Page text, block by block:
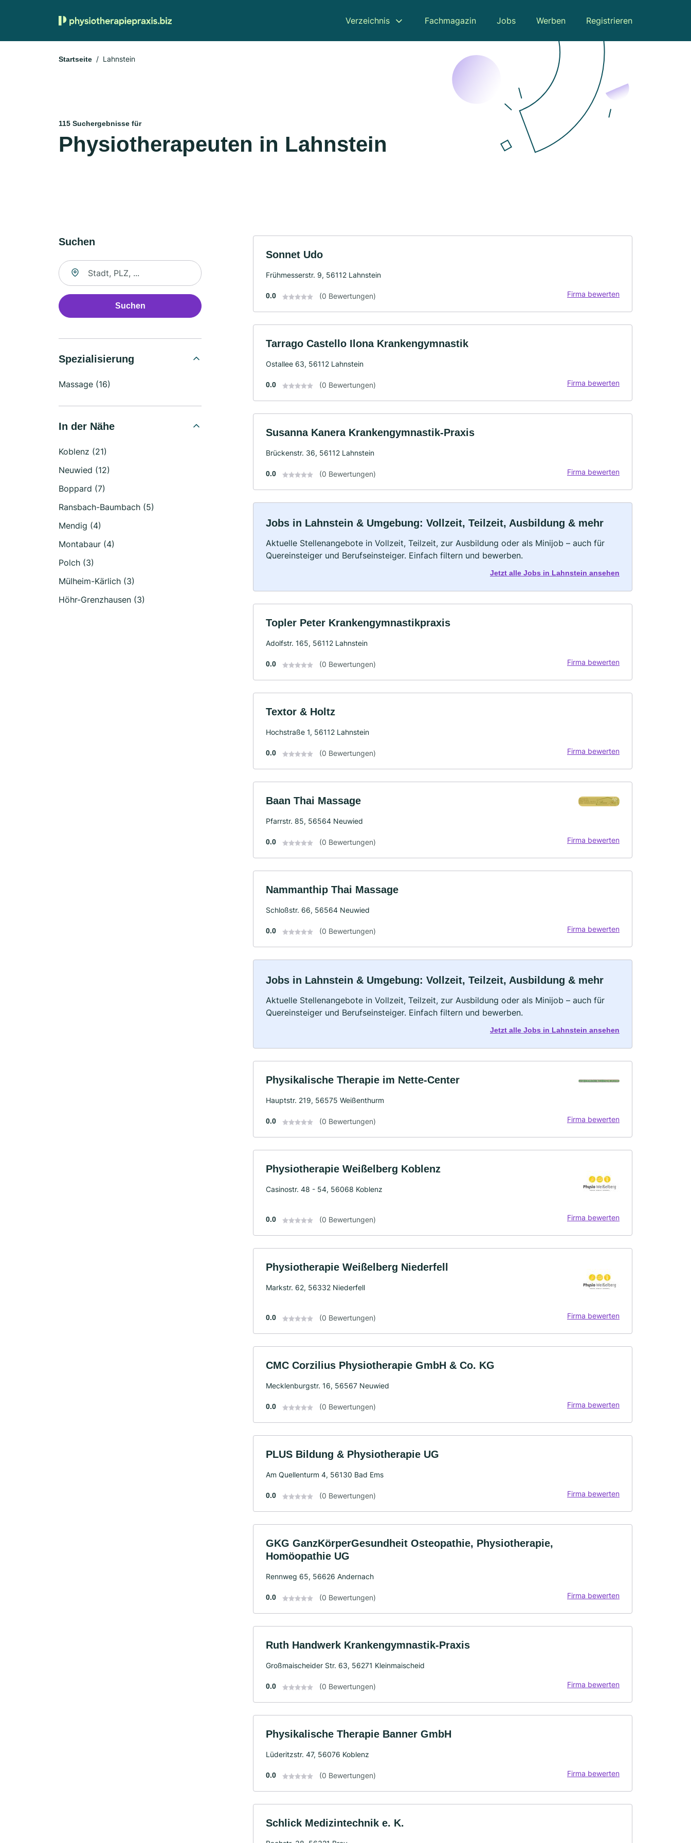
Verzeichnis Fachmagazin Jobs Werben Registrieren
Startseite Lahnstein
115 Suchergebnisse für
Physiotherapeuten in Lahnstein
Suchen
Suche nach Ort
Suchen
Spezialisierung
Massage (16)
In der Nähe
Koblenz (21)
Neuwied (12)
Boppard (7)
Ransbach-Baumbach (5)
Mendig (4)
Montabaur (4)
Polch (3)
Mülheim-Kärlich (3)
Höhr-Grenzhausen (3)
Sonnet Udo
Frühmesserstr. 9, 56112 Lahnstein
0.0 (0 Bewertungen) Firma bewerten
Tarrago Castello Ilona Krankengymnastik
Ostallee 63, 56112 Lahnstein
0.0 (0 Bewertungen) Firma bewerten
Susanna Kanera Krankengymnastik-Praxis
Brückenstr. 36, 56112 Lahnstein
0.0 (0 Bewertungen) Firma bewerten
Jobs in Lahnstein & Umgebung: Vollzeit, Teilzeit, Ausbildung & mehr
Aktuelle Stellenangebote in Vollzeit, Teilzeit, zur Ausbildung oder als Minijob – auch für
Quereinsteiger und Berufseinsteiger. Einfach filtern und bewerben.
Jetzt alle Jobs in Lahnstein ansehen
Topler Peter Krankengymnastikpraxis
Adolfstr. 165, 56112 Lahnstein
0.0 (0 Bewertungen) Firma bewerten
Textor & Holtz
Hochstraße 1, 56112 Lahnstein
0.0 (0 Bewertungen) Firma bewerten
Baan Thai Massage
Pfarrstr. 85, 56564 Neuwied
0.0 (0 Bewertungen) Firma bewerten
Nammanthip Thai Massage
Schloßstr. 66, 56564 Neuwied
0.0 (0 Bewertungen) Firma bewerten
Jobs in Lahnstein & Umgebung: Vollzeit, Teilzeit, Ausbildung & mehr
Aktuelle Stellenangebote in Vollzeit, Teilzeit, zur Ausbildung oder als Minijob – auch für
Quereinsteiger und Berufseinsteiger. Einfach filtern und bewerben.
Jetzt alle Jobs in Lahnstein ansehen
Physikalische Therapie im Nette-Center
Hauptstr. 219, 56575 Weißenthurm
0.0 (0 Bewertungen) Firma bewerten
Physiotherapie Weißelberg Koblenz
Casinostr. 48 - 54, 56068 Koblenz
0.0 (0 Bewertungen) Firma bewerten
Physiotherapie Weißelberg Niederfell
Markstr. 62, 56332 Niederfell
0.0 (0 Bewertungen) Firma bewerten
CMC Corzilius Physiotherapie GmbH & Co. KG
Mecklenburgstr. 16, 56567 Neuwied
0.0 (0 Bewertungen) Firma bewerten
PLUS Bildung & Physiotherapie UG
Am Quellenturm 4, 56130 Bad Ems
0.0 (0 Bewertungen) Firma bewerten
GKG GanzKörperGesundheit Osteopathie, Physiotherapie,
Homöopathie UG
Rennweg 65, 56626 Andernach
0.0 (0 Bewertungen) Firma bewerten
Ruth Handwerk Krankengymnastik-Praxis
Großmaischeider Str. 63, 56271 Kleinmaischeid
0.0 (0 Bewertungen) Firma bewerten
Physikalische Therapie Banner GmbH
Lüderitzstr. 47, 56076 Koblenz
0.0 (0 Bewertungen) Firma bewerten
Schlick Medizintechnik e. K.